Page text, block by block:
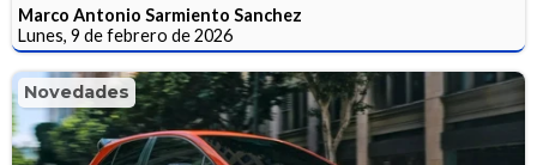
Marco Antonio Sarmiento Sanchez
Lunes, 9 de febrero de 2026
Novedades